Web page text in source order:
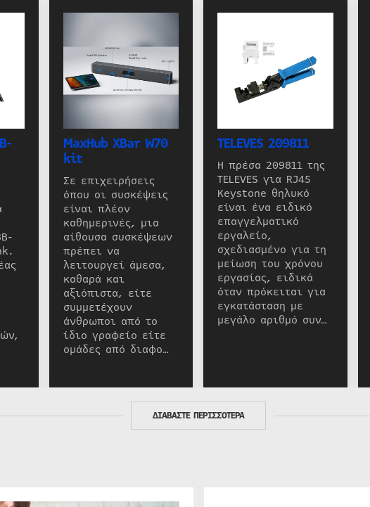
MaxHub XBar W70
kit
Σε επιχειρήσεις
όπου οι συσκέψεις
είναι πλέον
καθημερινές, μια
αίθουσα συσκέψεων
πρέπει να
λειτουργεί άμεσα,
καθαρά και
αξιόπιστα, είτε
συμμετέχουν
άνθρωποι από το
ίδιο γραφείο είτε
ομάδες από διαφο…
TELEVES 209811
Η πρέσα 209811 της
TELEVES για RJ45
Keystone θηλυκό
είναι ένα ειδικό
επαγγελματικό
εργαλείο,
σχεδιασμένο για τη
μείωση του χρόνου
εργασίας, ειδικά
όταν πρόκειται για
εγκατάσταση με
μεγάλο αριθμό συν…
ΔΙΑΒΑΣΤΕ ΠΕΡΙΣΣΟΤΕΡΑ